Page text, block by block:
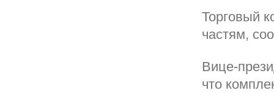
Торговый
частям,
Вице-
что